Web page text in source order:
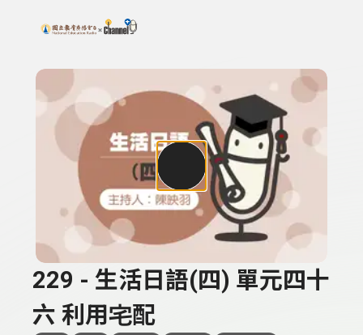
上方功能區塊
搜尋關鍵字：可輸入節目名稱、主持人或關鍵字
229 - 生活日語(四) 單元四十
六 利用宅配